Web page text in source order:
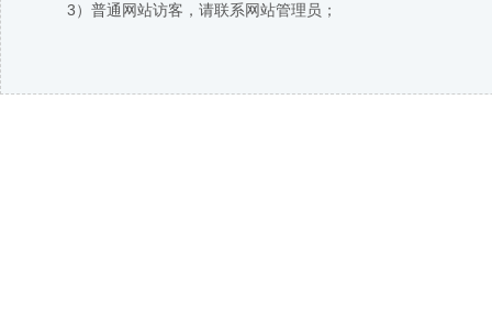
3）普通网站访客，请联系网站管理员；